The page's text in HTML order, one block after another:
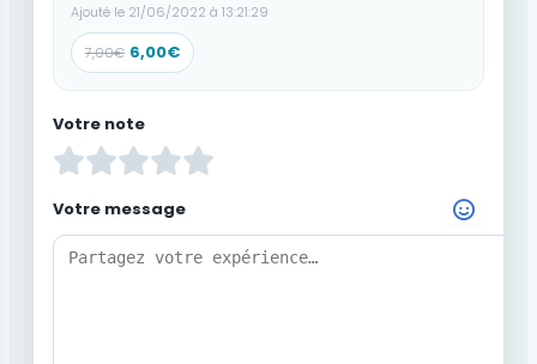
Ajouté le 21/06/2022 à 13:21:29
7,00€ 6,00€
Votre note
Votre message
Choisir un Emoji